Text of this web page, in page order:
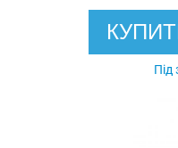
Під